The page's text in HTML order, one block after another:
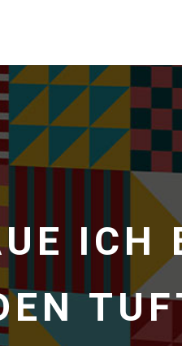
ICH